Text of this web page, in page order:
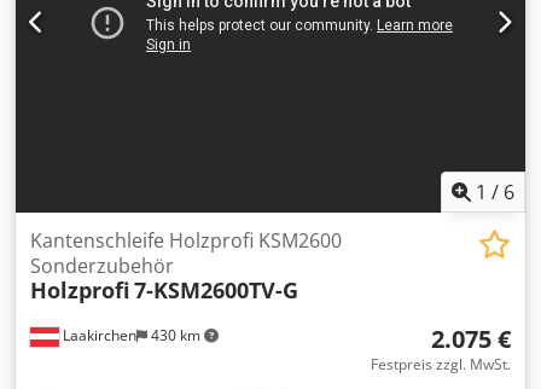
1 / 6
Laakirchen 430 km
Kantenschleife Holzprofi KSM2600
Sonderzubehör
Holzprofi7-KSM2600TV-G
2.075 €
Festpreis zzgl. MwSt.